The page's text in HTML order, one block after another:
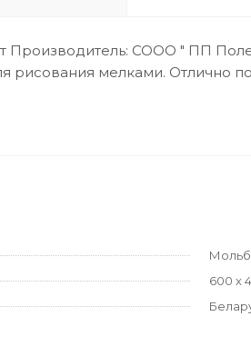
Производитель: СООО " ПП
рисования мелками. Отлично
600 х